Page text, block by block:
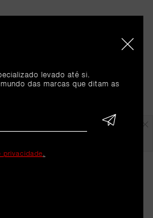
levado até si.
das marcas que ditam as
privacidade